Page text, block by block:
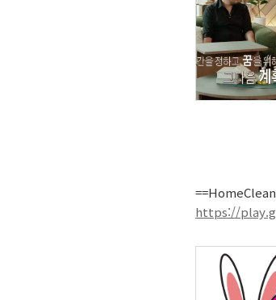
==HomeClean
https://